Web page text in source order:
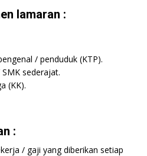
lamaran :
/ penduduk (KTP).
sederajat.
(KK).
:
/ gaji yang diberikan setiap